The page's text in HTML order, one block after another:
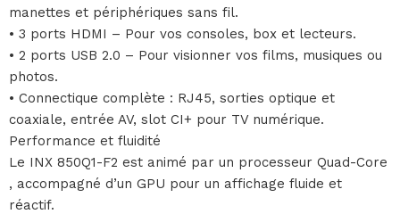
manettes et périphériques sans fil.
• 3 ports HDMI – Pour vos consoles, box et lecteurs.
• 2 ports USB 2.0 – Pour visionner vos films, musiques ou
photos.
• Connectique complète : RJ45, sorties optique et
coaxiale, entrée AV, slot CI+ pour TV numérique.
Performance et fluidité
Le INX 850Q1-F2 est animé par un processeur Quad-Core
, accompagné d’un GPU pour un affichage fluide et
réactif.